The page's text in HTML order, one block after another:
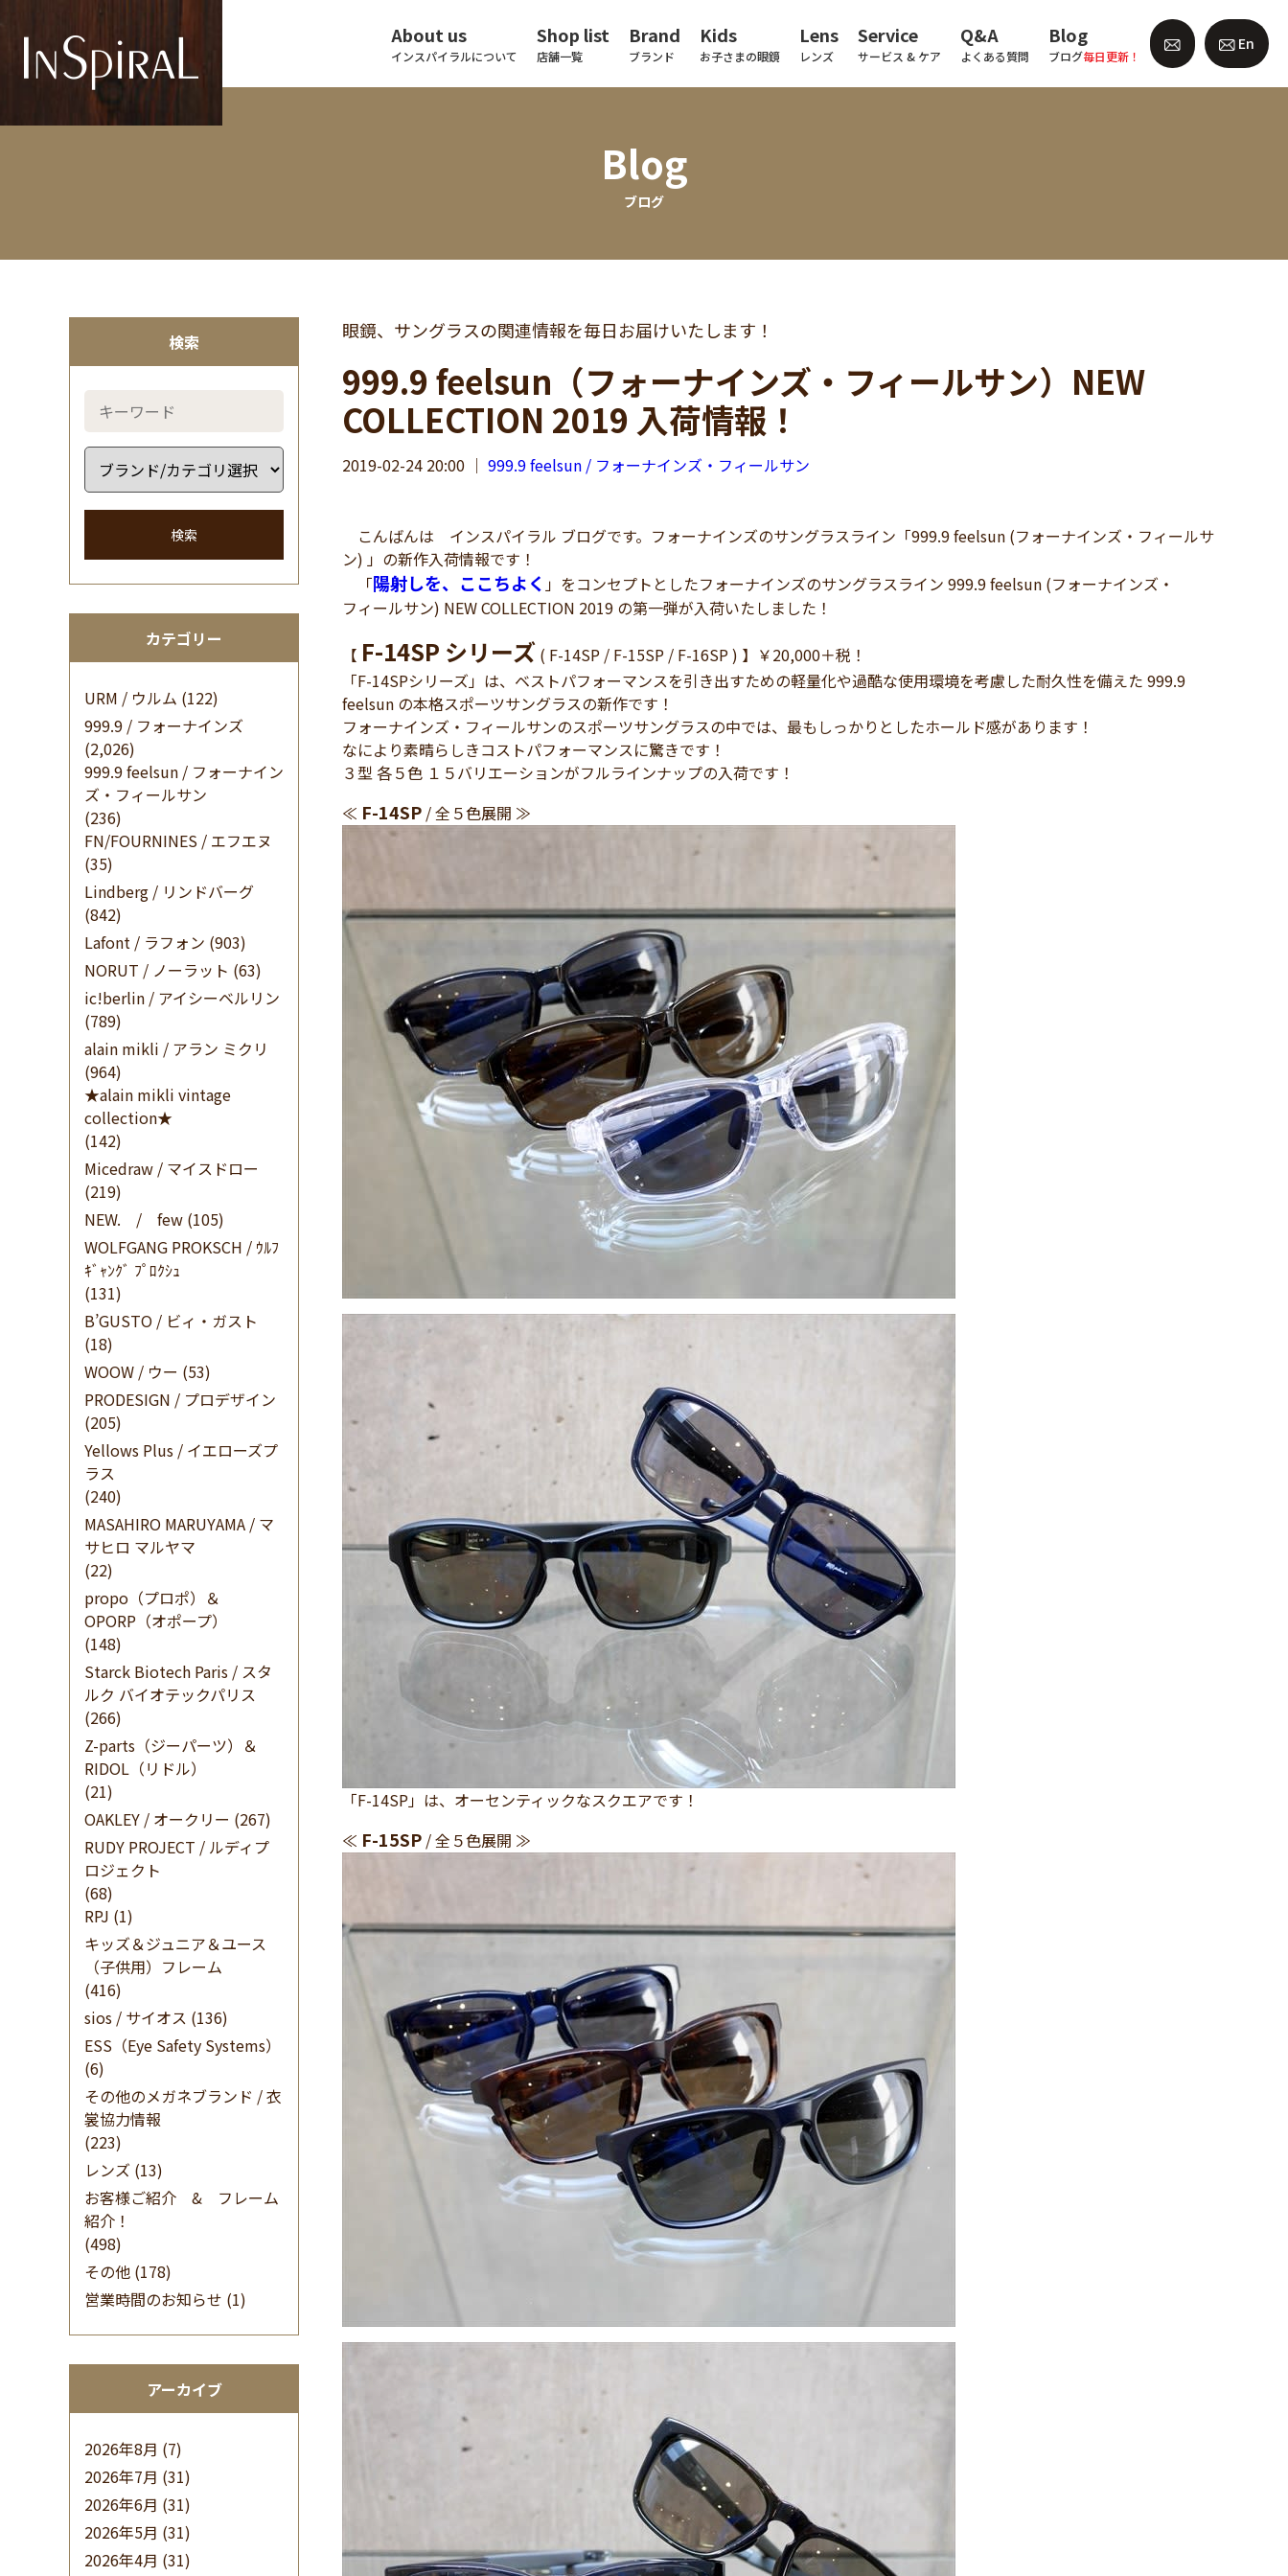
About us
インスパイラルについて
Shop list
店舗一覧
Brand
ブランド
Kids
お子さまの眼鏡
Lens
レンズ
Service
サービス & ケア
Q&A
よくある質問
Blog
ブログ毎日更新！
En
Blog
ブログ
検索
検索
カテゴリー
URM / ウルム (122)
999.9 / フォーナインズ
(2,026)
999.9 feelsun / フォーナイン
ズ・フィールサン
(236)
FN/FOURNINES / エフエヌ
(35)
Lindberg / リンドバーグ
(842)
Lafont / ラフォン (903)
NORUT / ノーラット (63)
ic!berlin / アイシーベルリン
(789)
alain mikli / アラン ミクリ
(964)
★alain mikli vintage
collection★
(142)
Micedraw / マイスドロー
(219)
NEW. / few (105)
WOLFGANG PROKSCH / ｳﾙﾌ
ｷﾞｬﾝｸﾞ ﾌﾟﾛｸｼｭ
(131)
B’GUSTO / ビィ・ガスト
(18)
WOOW / ウー (53)
PRODESIGN / プロデザイン
(205)
Yellows Plus / イエローズプ
ラス
(240)
MASAHIRO MARUYAMA / マ
サヒロ マルヤマ
(22)
propo（プロポ）＆
OPORP（オポープ）
(148)
Starck Biotech Paris / スタ
ルク バイオテックパリス
(266)
Z-parts（ジーパーツ）＆
RIDOL（リドル）
(21)
OAKLEY / オークリー (267)
RUDY PROJECT / ルディプ
ロジェクト
(68)
RPJ (1)
キッズ＆ジュニア＆ユース
（子供用）フレーム
(416)
sios / サイオス (136)
ESS（Eye Safety Systems）
(6)
その他のメガネブランド / 衣
裳協力情報
(223)
レンズ (13)
お客様ご紹介 & フレーム
紹介！
(498)
その他 (178)
営業時間のお知らせ (1)
アーカイブ
2026年8月 (7)
2026年7月 (31)
2026年6月 (31)
2026年5月 (31)
2026年4月 (31)
眼鏡、サングラスの関連情報を毎日お届けいたします！
999.9 feelsun（フォーナインズ・フィールサン）NEW
COLLECTION 2019 入荷情報！
2019-02-24 20:00 ｜ 999.9 feelsun / フォーナインズ・フィールサン
こんばんは インスパイラル ブログです。フォーナインズのサングラスライン「999.9 feelsun (フォーナインズ・フィールサ
ン) 」の新作入荷情報です！
「陽射しを、ここちよく 」をコンセプトとしたフォーナインズのサングラスライン 999.9 feelsun (フォーナインズ・
フィールサン) NEW COLLECTION 2019 の第一弾が入荷いたしました！
【 F-14SP シリーズ ( F-14SP / F-15SP / F-16SP ) 】￥20,000＋税！
「F-14SPシリーズ」は、ベストパフォーマンスを引き出すための軽量化や過酷な使用環境を考慮した耐久性を備えた 999.9
feelsun の本格スポーツサングラスの新作です！
フォーナインズ・フィールサンのスポーツサングラスの中では、最もしっかりとしたホールド感があります！
なにより素晴らしきコストパフォーマンスに驚きです！
３型 各５色 １５バリエーションがフルラインナップの入荷です！
≪ F-14SP / 全５色展開 ≫
「F-14SP」は、オーセンティックなスクエアです！
≪ F-15SP / 全５色展開 ≫